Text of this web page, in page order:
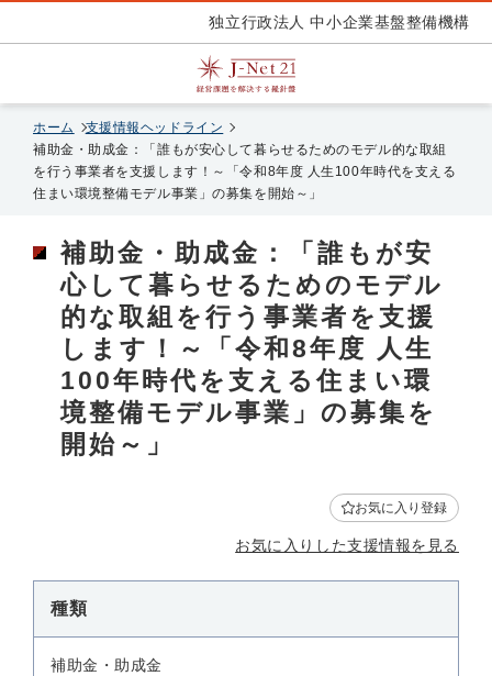
独立行政法人 中小企業基盤整備機構
ホーム
支援情報ヘッドライン
補助金・助成金：「誰もが安心して暮らせるためのモデル的な取組
を行う事業者を支援します！～「令和8年度 人生100年時代を支える
住まい環境整備モデル事業」の募集を開始～」
補助金・助成金：「誰もが安
心して暮らせるためのモデル
的な取組を行う事業者を支援
します！～「令和8年度 人生
100年時代を支える住まい環
境整備モデル事業」の募集を
開始～」
お気に入り登録
お気に入りした支援情報を見る
種類
補助金・助成金